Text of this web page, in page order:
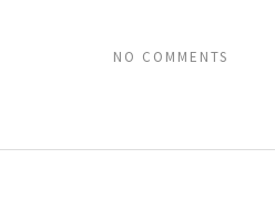
NO COMMENTS